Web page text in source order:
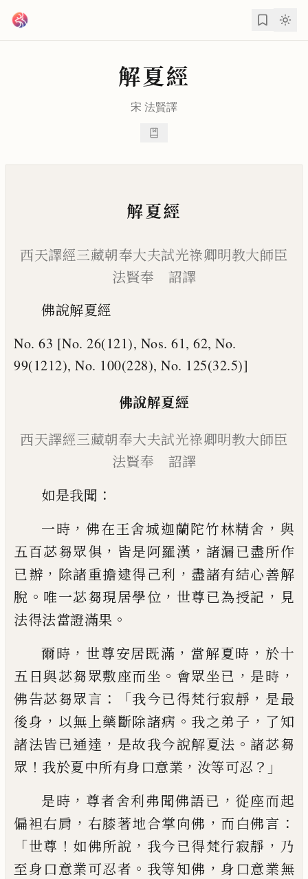
解夏經
宋 法賢譯
解夏經
西天譯經三藏朝奉大夫試光祿卿明教大師臣
法賢奉 詔譯
佛說解夏經
No. 63 [No. 26(121), Nos. 61, 62, No.
99(1212), No. 100(228), No. 125(32.5)]
佛說解夏經
西天譯經三藏朝奉大夫試光祿卿明教大師臣
法賢奉 詔譯
如是我聞 ：
一時 ，佛在王舍城迦蘭陀竹林精舍 ， 與
五百苾芻眾俱 ， 皆是阿羅漢 ， 諸漏已盡所作
已辦 ， 除諸重擔逮得己利 ， 盡諸有結心善解
脫 。 唯一苾芻現居學位 ， 世尊已為授記 ， 見
法得法當證滿果 。
爾時 ， 世尊安居既滿 ， 當解夏時 ， 於十
五日與苾芻眾敷座而坐 。 會眾坐已 ， 是時 ，
佛告苾芻眾言 ：「我今已得梵行寂靜 ， 是最
後身 ， 以無上藥斷除諸病 。 我之弟子 ， 了知
諸法皆已通達 ， 是故我今說解夏法 。諸苾芻
眾 ！ 我於夏中所有身口意業 ， 汝等可忍 ？」
是時 ， 尊者舍利弗聞佛語已 ， 從座而起
偏袒右肩 ， 右膝著地合掌向佛 ， 而白佛言 ：
「世尊 ！ 如佛所說 ， 我今已得梵行寂靜 ， 乃
至身口意業可忍者 。 我等知佛 ， 身口意業無